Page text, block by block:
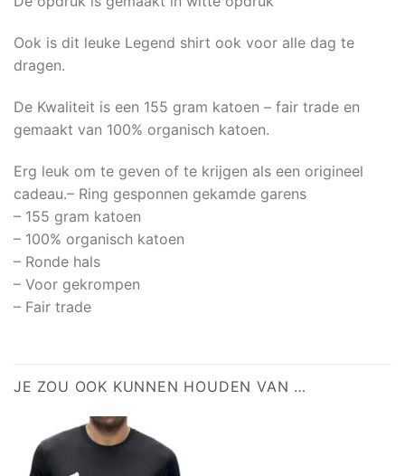
Ook is dit leuke Legend shirt ook voor alle dag te
dragen.
De Kwaliteit is een 155 gram katoen – fair trade en
gemaakt van 100% organisch katoen.
Erg leuk om te geven of te krijgen als een origineel
cadeau.– Ring gesponnen gekamde garens
– 155 gram katoen
– 100% organisch katoen
– Ronde hals
– Voor gekrompen
– Fair trade
JE ZOU OOK KUNNEN HOUDEN VAN …